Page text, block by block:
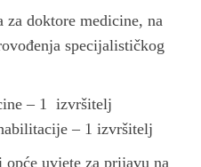
za doktore medicine, na
specijalističkog
– 1 izvršitelj
– 1 izvršitelj
uvjete za prijavu na